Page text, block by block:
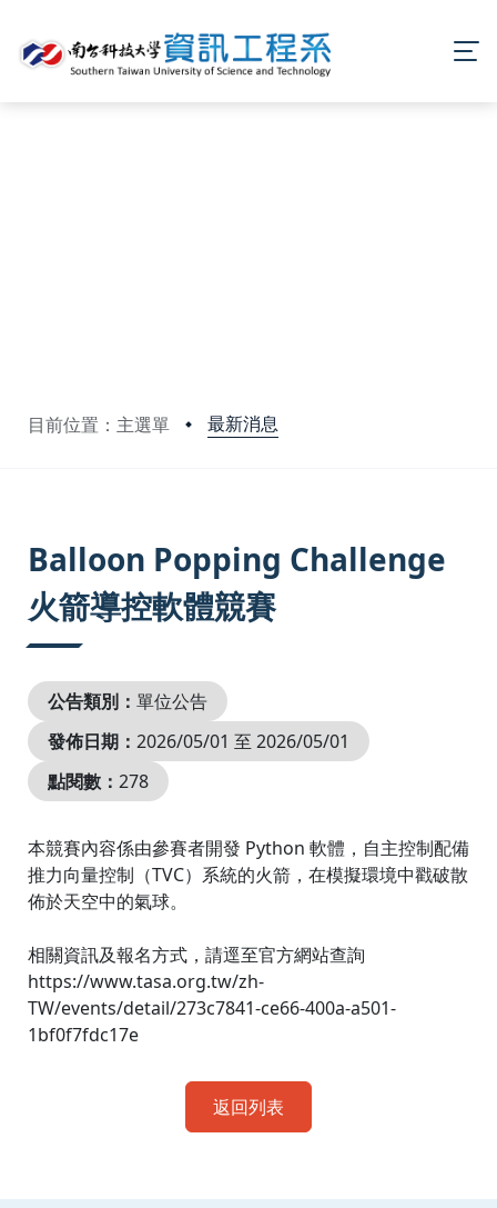
目前位置：主選單 最新消息
Balloon Popping Challenge
火箭導控軟體競賽
公告類別： 單位公告
發佈日期： 2026/05/01 至 2026/05/01
點閱數： 278
本競賽內容係由參賽者開發 Python 軟體，自主控制配備
推力向量控制（TVC）系統的火箭，在模擬環境中戳破散
佈於天空中的氣球。
相關資訊及報名方式，請逕至官方網站查詢
https://www.tasa.org.tw/zh-
TW/events/detail/273c7841-ce66-400a-a501-
1bf0f7fdc17e
返回列表